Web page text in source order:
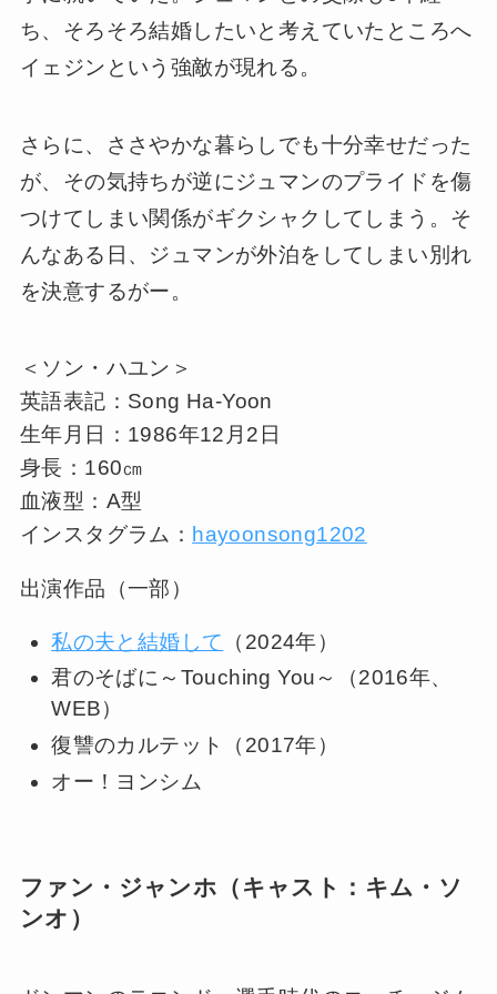
ち、そろそろ結婚したいと考えていたところへ
イェジンという強敵が現れる。
さらに、ささやかな暮らしでも十分幸せだった
が、その気持ちが逆にジュマンのプライドを傷
つけてしまい関係がギクシャクしてしまう。そ
んなある日、ジュマンが外泊をしてしまい別れ
を決意するがー。
＜ソン・ハユン＞
英語表記：Song Ha-Yoon
生年月日：1986年12月2日
身長：160㎝
血液型：A型
インスタグラム： hayoonsong1202
出演作品（一部）
私の夫と結婚して
（2024年）
君のそばに～Touching You～（2016年、
WEB）
復讐のカルテット（2017年）
オー！ヨンシム
ファン・ジャンホ（キャスト：キム・ソ
ンオ）